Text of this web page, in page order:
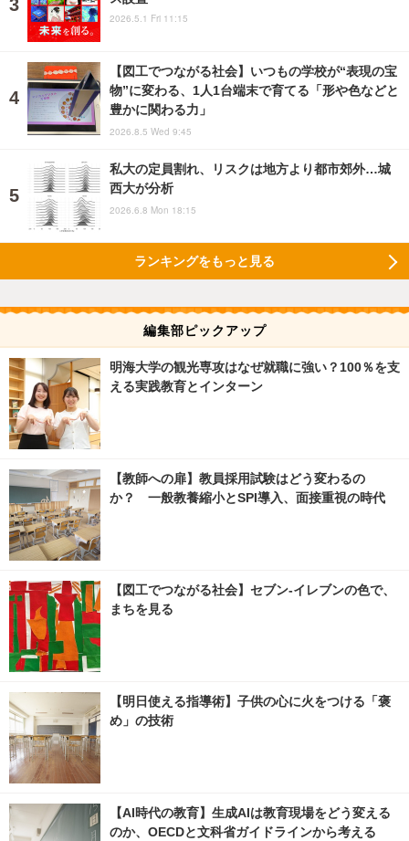
2026.5.1 Fri 11:15
【図工でつながる社会】いつもの学校が“表現の宝
物”に変わる、1人1台端末で育てる「形や色などと
豊かに関わる力」
2026.8.5 Wed 9:45
私大の定員割れ、リスクは地方より都市郊外…城
西大が分析
2026.6.8 Mon 18:15
ランキングをもっと見る
編集部ピックアップ
明海大学の観光専攻はなぜ就職に強い？100％を支
える実践教育とインターン
【教師への扉】教員採用試験はどう変わるの
か？ 一般教養縮小とSPI導入、面接重視の時代
【図工でつながる社会】セブン‐イレブンの色で、
まちを見る
【明日使える指導術】子供の心に火をつける「褒
め」の技術
【AI時代の教育】生成AIは教育現場をどう変える
のか、OECDと文科省ガイドラインから考える